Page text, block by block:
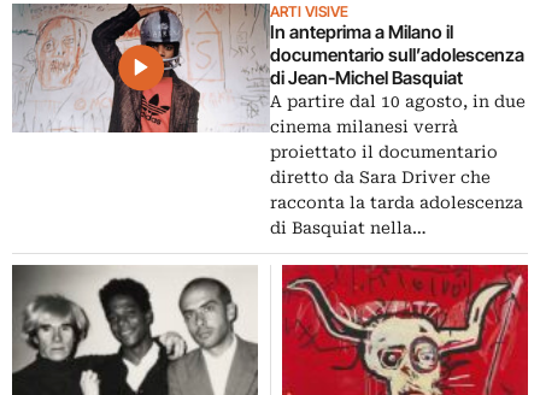
ARTI VISIVE
In anteprima a Milano il
documentario sull’adolescenza
di Jean-Michel Basquiat
A partire dal 10 agosto, in due
cinema milanesi verrà
proiettato il documentario
diretto da Sara Driver che
racconta la tarda adolescenza
di Basquiat nella…